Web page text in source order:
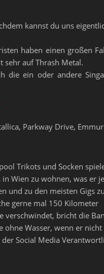
kannst du uns
haben einen großen
sehr auf Thrash Metal.
die ein oder andere
Parkway Drive,
Trikots und Socken
Wien zu wohnen, was er
und zu den meisten Gigs
gerne mal 150 Kilometer
verschwindet, bricht die
ohne Wasser, wenn er
Social Media